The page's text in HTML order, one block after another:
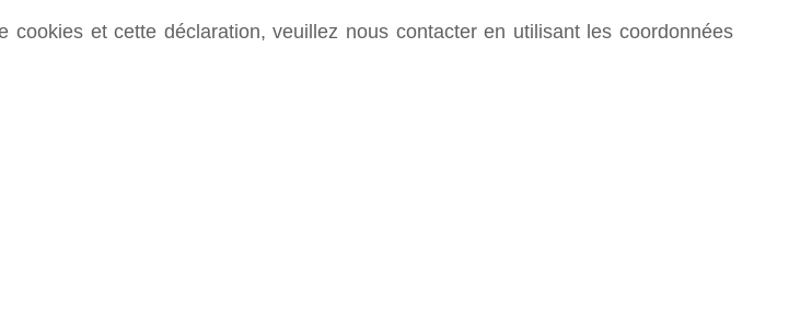
et cette déclaration, veuillez nous contacter en utilisant les coordonnées